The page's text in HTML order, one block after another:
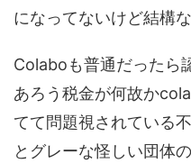
になってないけど結構
Colaboも普通だったら
あろう税金が何故か
てて問題視されている
とグレーな怪しい団体